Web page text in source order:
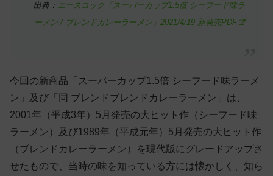
出典： エースコック「スーパーカップ1.5倍 シーフード味ラ
ーメン / ブレンドカレーラーメン」2021/4/19 新発売PDF
今回の新商品「スーパーカップ1.5倍 シーフード味ラーメ
ン」及び「同 ブレンドブレンドカレーラーメン」は、
2001年（平成3年）5月発売の大ヒット作（シーフード味
ラーメン）及び1989年（平成元年）5月発売の大ヒット作
（ブレンドカレーラーメン）を現代版にグレードアップさ
せたもので、当時の味を知っている方には懐かしく、知ら